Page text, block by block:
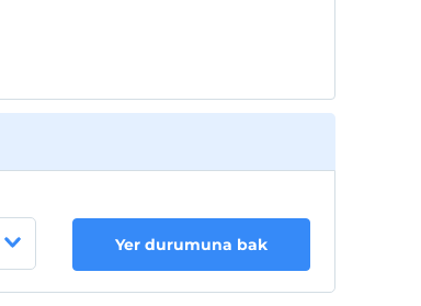
Yer durumuna bak